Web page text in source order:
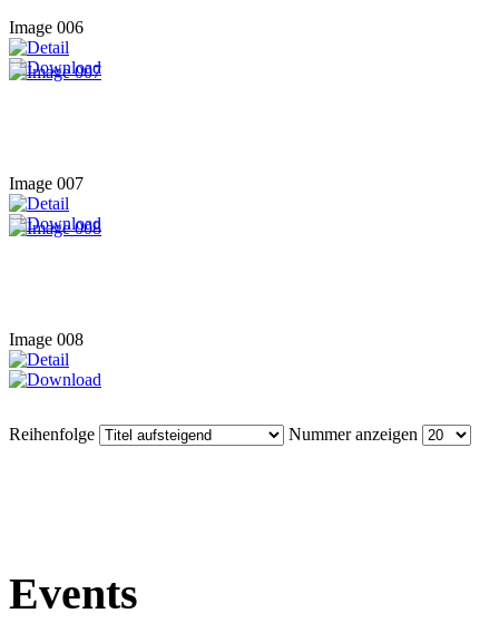
Image 006
Image 007
Image 008
Reihenfolge Nummer anzeigen
Events